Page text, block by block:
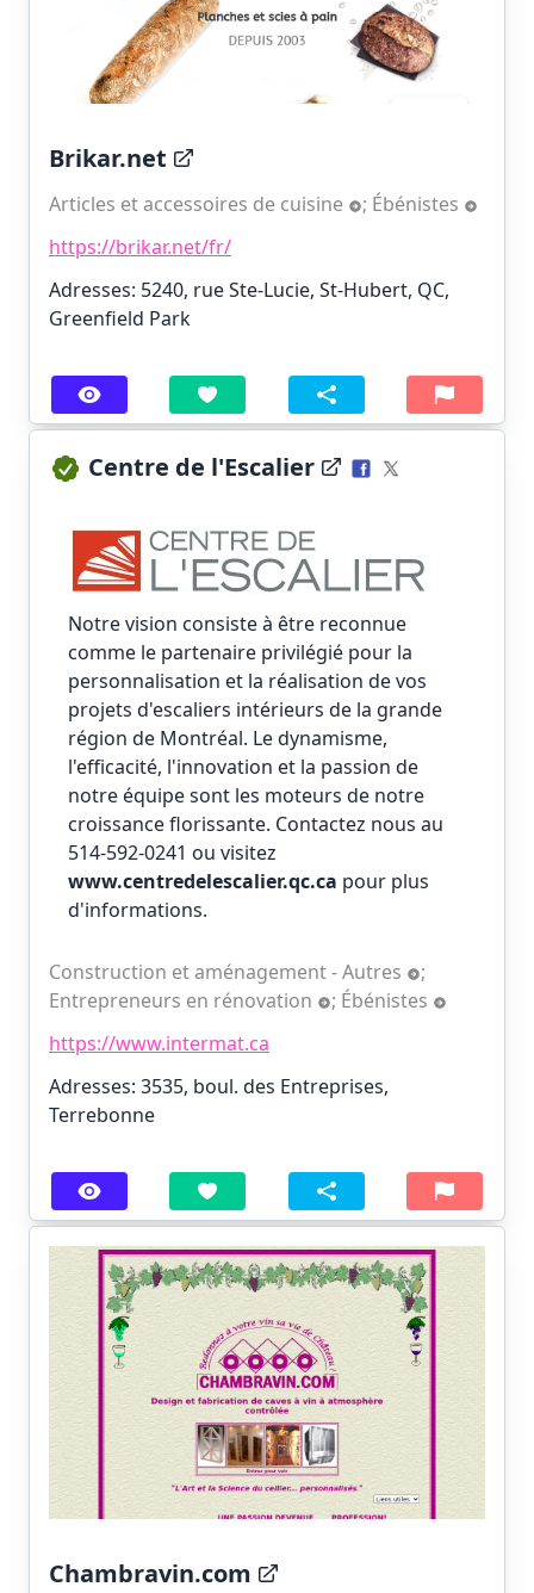
Brikar.net
Articles et accessoires de cuisine ; Ébénistes
https://brikar.net/fr/
Adresses: 5240, rue Ste-Lucie, St-Hubert, QC,
Greenfield Park
Centre de l'Escalier
Notre vision consiste à être reconnue
comme le partenaire privilégié pour la
personnalisation et la réalisation de vos
projets d'escaliers intérieurs de la grande
région de Montréal. Le dynamisme,
l'efficacité, l'innovation et la passion de
notre équipe sont les moteurs de notre
croissance florissante. Contactez nous au
514-592-0241 ou visitez
www.centredelescalier.qc.ca pour plus
d'informations.
Construction et aménagement - Autres
;
Entrepreneurs en rénovation
; Ébénistes
https://www.intermat.ca
Adresses: 3535, boul. des Entreprises,
Terrebonne
Chambravin.com